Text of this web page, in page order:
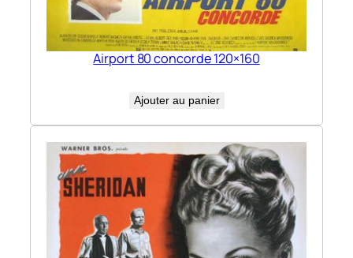
Airport 80 concorde 120×160
Ajouter au panier